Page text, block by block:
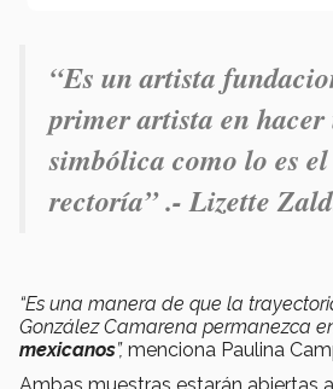
“Es un artista
primer artista en
simbólica como lo es
rectoría” .- Lizette
“Es una manera de que la
González Camarena permanezca
mexicanos”, menciona Paulina